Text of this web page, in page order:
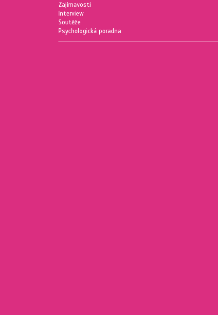
Zajímavosti
Interview
Soutěže
Psychologická poradna